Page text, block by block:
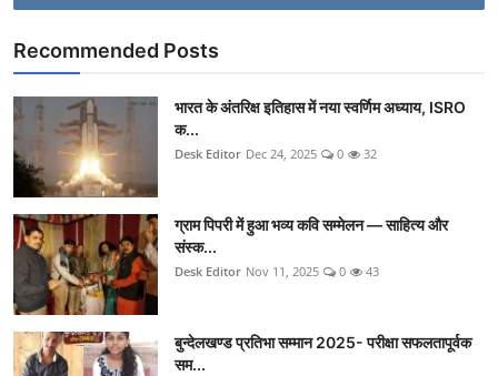
Recommended Posts
भारत के अंतरिक्ष इतिहास में नया स्वर्णिम अध्याय, ISRO
क...
Desk Editor Dec 24, 2025 0 32
ग्राम पिपरी में हुआ भव्य कवि सम्मेलन — साहित्य और
संस्क...
Desk Editor Nov 11, 2025 0 43
बुन्देलखण्ड प्रतिभा सम्मान 2025- परीक्षा सफलतापूर्वक
सम...